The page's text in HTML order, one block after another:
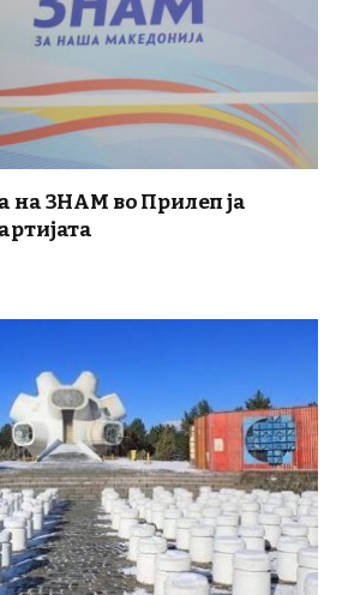
на ЗНАМ во Прилеп ја